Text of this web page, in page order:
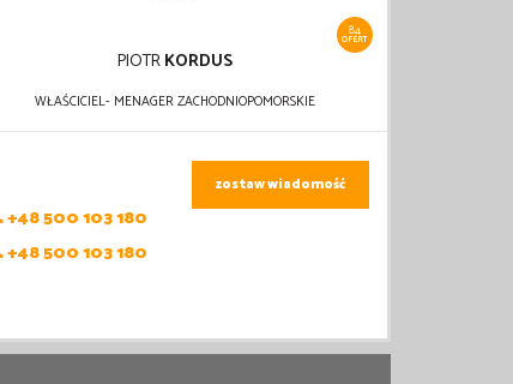
84
OFERT
PIOTRKORDUS
WŁAŚCICIEL- MENAGER ZACHODNIOPOMORSKIE
+48 500 103 180
+48 500 103 180
zostaw wiadomość